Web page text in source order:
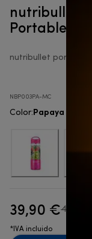
nutribullet®
Portable -
nutribullet portable
NBP003PA-MC
Color:Papaya
39,90 €49,90 €
*IVA incluido